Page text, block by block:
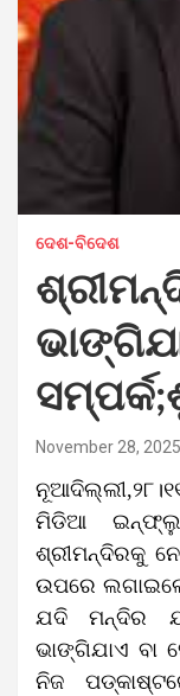
ଦେଶ-ବିଦେଶ
November 28, 2025
ମିଡିଆ
ଶ୍ରୀମନ୍ଦିରକୁ
ଉପରେ
ଯଦି ମନ୍ଦିର
ଭାଙ୍ଗିଯାଏ ବା
ନିଜ